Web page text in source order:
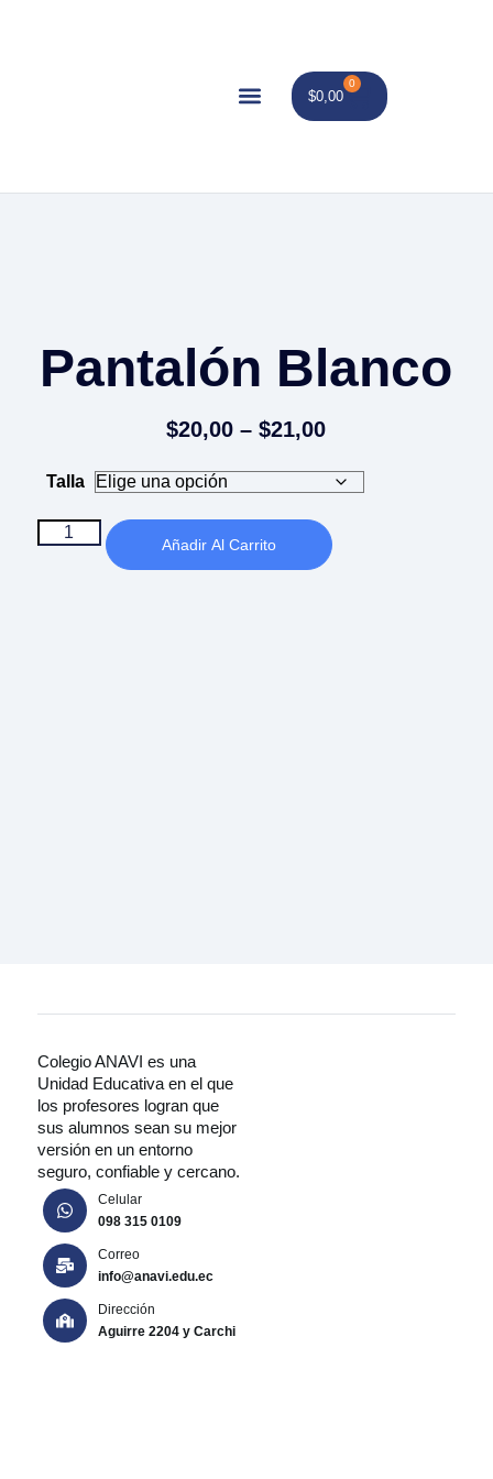
$0,00
0
Pantalón Blanco
$20,00 –$21,00
Talla
Añadir Al Carrito
Colegio ANAVI es una
Unidad Educativa en el que
los profesores logran que
sus alumnos sean su mejor
versión en un entorno
seguro, confiable y cercano.
Celular
098 315 0109
Correo
info@anavi.edu.ec
Dirección
Aguirre 2204 y Carchi